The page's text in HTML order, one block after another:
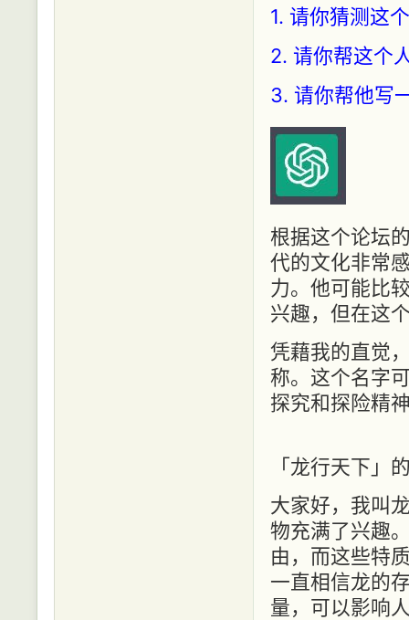
1. 请你猜测这
2. 请你帮这个
3. 请你帮他写
根据这个论坛
代的文化非常
力。他可能比
兴趣，但在这
凭藉我的直觉
称。这个名字
探究和探险精
「龙行天下」
大家好，我叫
物充满了兴趣
由，而这些特
一直相信龙的
量，可以影响